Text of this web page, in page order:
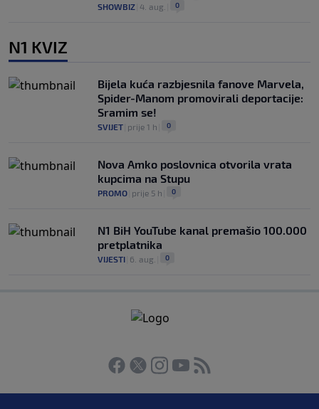
SHOWBIZ 4. aug. 0
N1 KVIZ
Bijela kuća razbjesnila fanove Marvela,
Spider-Manom promovirali deportacije:
Sramim se!
SVIJET prije 1 h 0
Nova Amko poslovnica otvorila vrata
kupcima na Stupu
PROMO prije 5 h 0
N1 BiH YouTube kanal premašio 100.000
pretplatnika
VIJESTI 6. aug. 0